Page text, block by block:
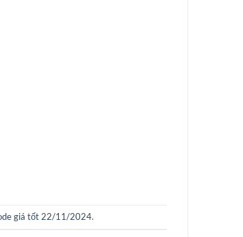
giá tốt 22/11/2024.